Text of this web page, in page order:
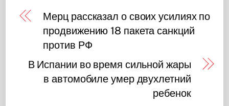
Мерц рассказал о своих усилиях по
продвижению 18 пакета санкций
против РФ
В Испании во время сильной жары
в автомобиле умер двухлетний
ребенок